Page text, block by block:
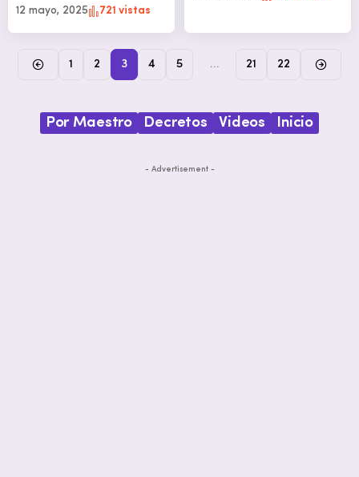
12 mayo, 2025 721 vistas
1 2 3 4 5 … 21 22
Por Maestro Decretos Videos Inicio
- Advertisement -